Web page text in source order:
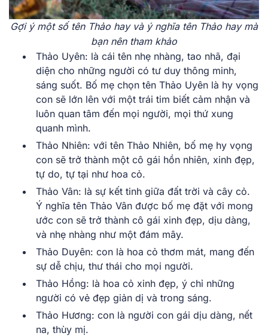
Gợi ý một số tên Thảo hay và ý nghĩa tên Thảo hay mà
bạn nên tham khảo
Thảo Uyên: là cái tên nhẹ nhàng, tao nhã, đại
diện cho những người có tư duy thông minh,
sáng suốt. Bố mẹ chọn tên Thảo Uyên là hy vọng
con sẽ lớn lên với một trái tim biết cảm nhận và
luôn quan tâm đến mọi người, mọi thứ xung
quanh mình.
Thảo Nhiên: với tên Thảo Nhiên, bố mẹ hy vọng
con sẽ trở thành một cô gái hồn nhiên, xinh đẹp,
tự do, tự tại như hoa cỏ.
Thảo Vân: là sự kết tinh giữa đất trời và cây cỏ.
Ý nghĩa tên Thảo Vân được bố mẹ đặt với mong
ước con sẽ trở thành cô gái xinh đẹp, dịu dàng,
và nhẹ nhàng như một đám mây.
Thảo Duyên: con là hoa cỏ thơm mát, mang đến
sự dễ chịu, thư thái cho mọi người.
Thảo Hồng: là hoa cỏ xinh đẹp, ý chỉ những
người có vẻ đẹp giản dị và trong sáng.
Thảo Hương: con là người con gái dịu dàng, nết
na, thùy mị.